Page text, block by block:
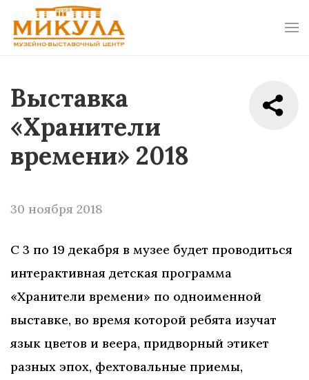
Выставка
«Хранители
времени» 2018
30 ноября 2018
С 3 по 19 декабря в музее будет проводиться
интерактивная детская программа
«Хранители времени» по одноименной
выставке, во время которой ребята изучат
язык цветов и веера, придворный этикет
разных эпох, фехтовальные приемы,